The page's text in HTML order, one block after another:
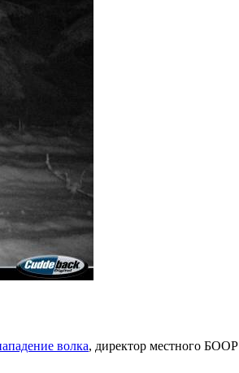
волка, директор местного БООР